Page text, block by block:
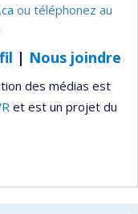
ou téléphonez au
| Nous joindre
des médias est
et est un projet du